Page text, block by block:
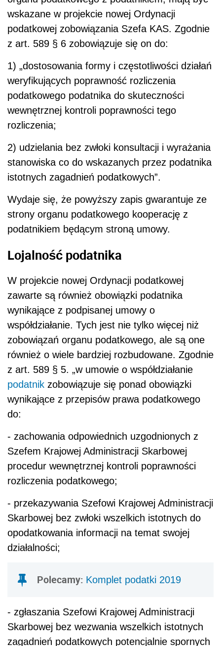
wskazane w projekcie nowej Ordynacji
podatkowej zobowiązania Szefa KAS. Zgodnie
z art. 589 § 6 zobowiązuje się on do:
1) „dostosowania formy i częstotliwości działań
weryfikujących poprawność rozliczenia
podatkowego podatnika do skuteczności
wewnętrznej kontroli poprawności tego
rozliczenia;
2) udzielania bez zwłoki konsultacji i wyrażania
stanowiska co do wskazanych przez podatnika
istotnych zagadnień podatkowych”.
Wydaje się, że powyższy zapis gwarantuje ze
strony organu podatkowego kooperację z
podatnikiem będącym stroną umowy.
Lojalność podatnika
W projekcie nowej Ordynacji podatkowej
zawarte są również obowiązki podatnika
wynikające z podpisanej umowy o
współdziałanie. Tych jest nie tylko więcej niż
zobowiązań organu podatkowego, ale są one
również o wiele bardziej rozbudowane. Zgodnie
z art. 589 § 5. „w umowie o współdziałanie
podatnik zobowiązuje się ponad obowiązki
wynikające z przepisów prawa podatkowego
do:
- zachowania odpowiednich uzgodnionych z
Szefem Krajowej Administracji Skarbowej
procedur wewnętrznej kontroli poprawności
rozliczenia podatkowego;
- przekazywania Szefowi Krajowej Administracji
Skarbowej bez zwłoki wszelkich istotnych do
opodatkowania informacji na temat swojej
działalności;
Polecamy: Komplet podatki 2019
- zgłaszania Szefowi Krajowej Administracji
Skarbowej bez wezwania wszelkich istotnych
zagadnień podatkowych potencjalnie spornych